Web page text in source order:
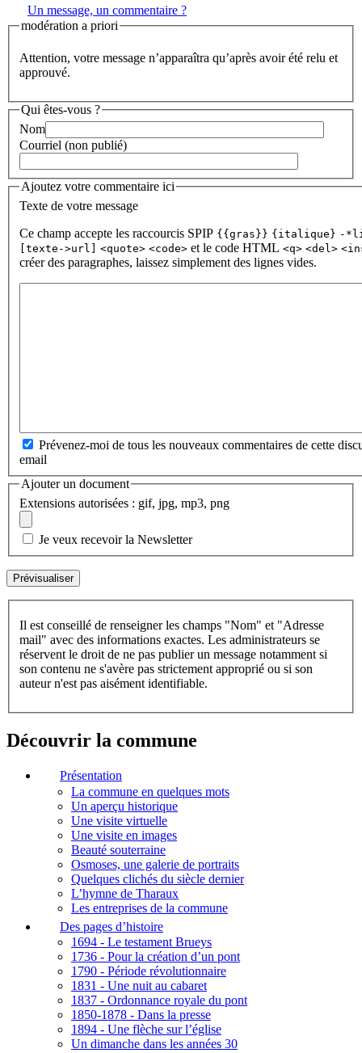
Un message, un commentaire ?
modération a priori
Attention, votre message n’apparaîtra qu’après avoir été relu et
approuvé.
Qui êtes-vous ?
Nom
Courriel (non publié)
Ajoutez votre commentaire ici
Texte de votre message
Ce champ accepte les raccourcis SPIP {{gras}} {italique} -
[texte->url]
<quote> <code> et le code HTML <q> <del>
créer des paragraphes, laissez simplement des lignes vides.
Prévenez-moi de tous les nouveaux commentaires de cette
email
Ajouter un document
Extensions autorisées : gif, jpg, mp3, png
Je veux recevoir la Newsletter
Il est conseillé de renseigner les champs "Nom" et "Adresse
mail" avec des informations exactes. Les administrateurs se
réservent le droit de ne pas publier un message notamment si
son contenu ne s'avère pas strictement approprié ou si son
auteur n'est pas aisément identifiable.
Découvrir la commune
Présentation
La commune en quelques mots
Un aperçu historique
Une visite virtuelle
Une visite en images
Beauté souterraine
Osmoses, une galerie de portraits
Quelques clichés du siècle dernier
L’hymne de Tharaux
Les entreprises de la commune
Des pages d’histoire
1694 - Le testament Brueys
1736 - Pour la création d’un pont
1790 - Période révolutionnaire
1831 - Une nuit au cabaret
1837 - Ordonnance royale du pont
1850-1878 - Dans la presse
1894 - Une flèche sur l’église
Un dimanche dans les années 30